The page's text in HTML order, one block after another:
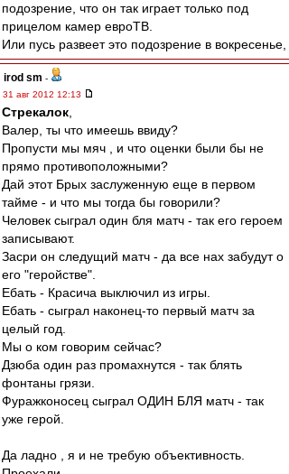
подозрение, что он так играет только под
прицелом камер евроТВ.
Или пусь развеет это подозрение в вокресенье,
irod sm -
31 авг 2012 12:13
Стрекалок
Валер, ты что имеешь ввиду?
Пропусти мы мяч , и что оценки были бы не
прямо противоположными?
Дай этот Брых заслуженную еще в первом
тайме - и что мы тогда бы говорили?
Человек сыграл один бля матч - так его героем
записывают.
Засри он следущий матч - да все нах забудут о
его "геройстве".
Ебать - Красича выключил из игры.
Ебать - сыграл наконец-то первый матч за
целый год.
Мы о ком говорим сейчас?
Дзюба один раз промахнутся - так блять
фонтаны грязи.
Фуражконосец сыграл ОДИН БЛЯ матч - так
уже герой.
Да ладно , я и не требую объективность.